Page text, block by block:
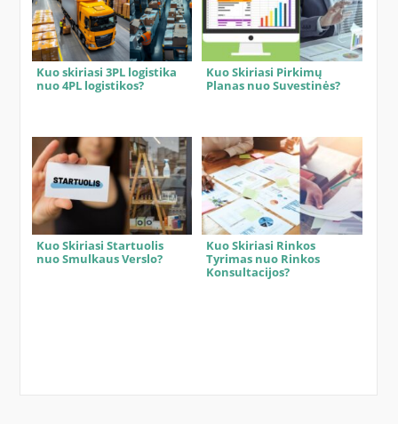
Kuo skiriasi 3PL logistika
nuo 4PL logistikos?
Kuo Skiriasi Pirkimų
Planas nuo Suvestinės?
Kuo Skiriasi Startuolis
nuo Smulkaus Verslo?
Kuo Skiriasi Rinkos
Tyrimas nuo Rinkos
Konsultacijos?